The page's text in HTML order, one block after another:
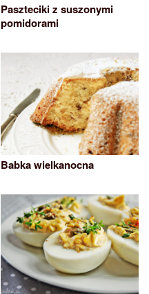
Paszteciki z suszonymi
pomidorami
Babka wielkanocna